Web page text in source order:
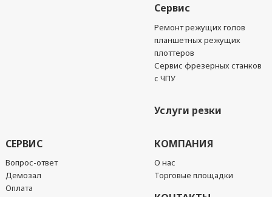
Сервис
Ремонт режущих голов
планшетных режущих
плоттеров
Сервис фрезерных станков
с ЧПУ
Услуги резки
СЕРВИС
Вопрос-ответ
Демозал
Оплата
КОМПАНИЯ
О нас
Торговые площадки